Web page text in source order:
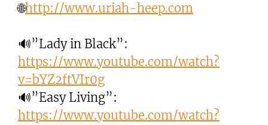
🌐http://www.uriah-heep.com
🔊”Lady in Black”:
https://www.youtube.com/watch?
v=bYZ2ftVIr0g
🔊”Easy Living”:
https://www.youtube.com/watch?